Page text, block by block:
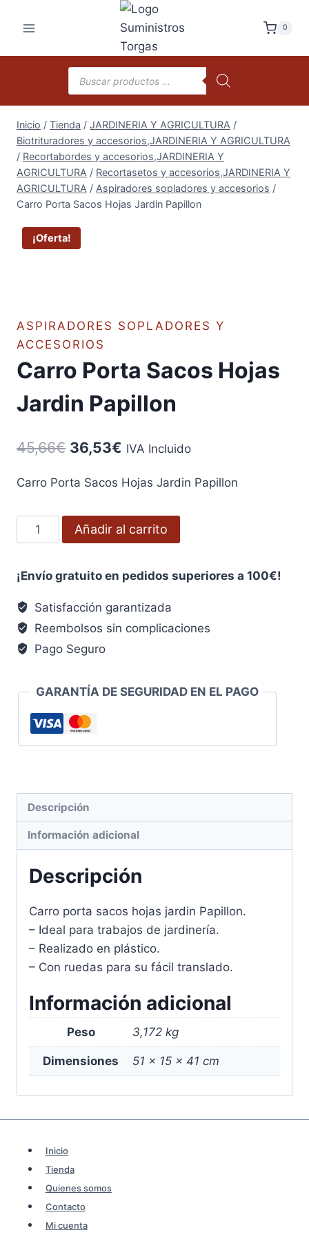
0
Búsqueda
de
productos
Inicio / Tienda / JARDINERIA Y AGRICULTURA /
Biotrituradores y accesorios,JARDINERIA Y AGRICULTURA
/ Recortabordes y accesorios,JARDINERIA Y
AGRICULTURA / Recortasetos y accesorios,JARDINERIA Y
AGRICULTURA / Aspiradores sopladores y accesorios /
Carro Porta Sacos Hojas Jardin Papillon
¡Oferta!
ASPIRADORES SOPLADORES Y
ACCESORIOS
Carro Porta Sacos Hojas
Jardin Papillon
45,66€ El
original
era:
45,66€.
36,53€ El
actual
es:
36,53€.
IVA Incluido
Carro Porta Sacos Hojas Jardin Papillon
Carro
Porta
Hojas
Jardin
Papillon
cantidad
Añadir al carrito
¡Envío gratuito en pedidos superiores a 100€!
Satisfacción garantizada
Reembolsos sin complicaciones
Pago Seguro
GARANTÍA DE SEGURIDAD EN EL PAGO
Descripción
Información adicional
Descripción
Carro porta sacos hojas jardin Papillon.
– Ideal para trabajos de jardinería.
– Realizado en plástico.
– Con ruedas para su fácil translado.
Información adicional
Peso 3,172 kg
Dimensiones 51 × 15 × 41 cm
Inicio
Tienda
Quienes somos
Contacto
Mi cuenta